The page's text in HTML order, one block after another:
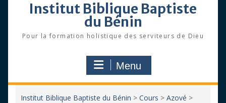
Institut Biblique Baptiste
du Bénin
Pour la formation holistique des serviteurs de Dieu
Menu
Institut Biblique Baptiste du Bénin > Cours > Azové >